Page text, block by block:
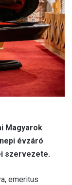
Magyarok
évzáró
szervezete.
emeritus